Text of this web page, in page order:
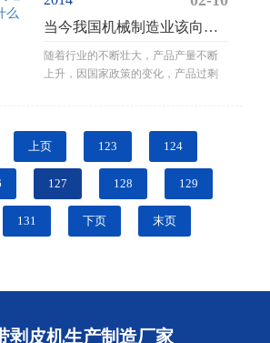
当今我国机械制造业该向别
人学习什么
随着行业的不断壮大，产品产量不断
上升，因国家政策的变化，产品过剩
上页 123 124
127 128 129
131 下页 末页
剥皮机生产制造厂家